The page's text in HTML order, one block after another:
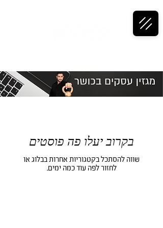
בקרוב יעלו פה פוסטים
שווה להסתכל בקטגוריות אחרות בבלוג או
לחזור לפה עוד כמה ימים.